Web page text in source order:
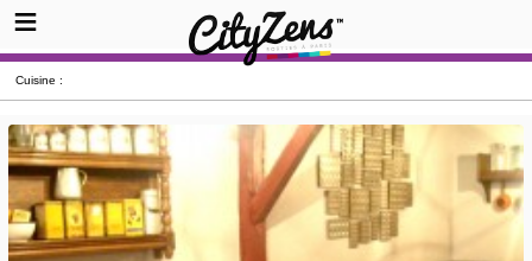
Cuisine :